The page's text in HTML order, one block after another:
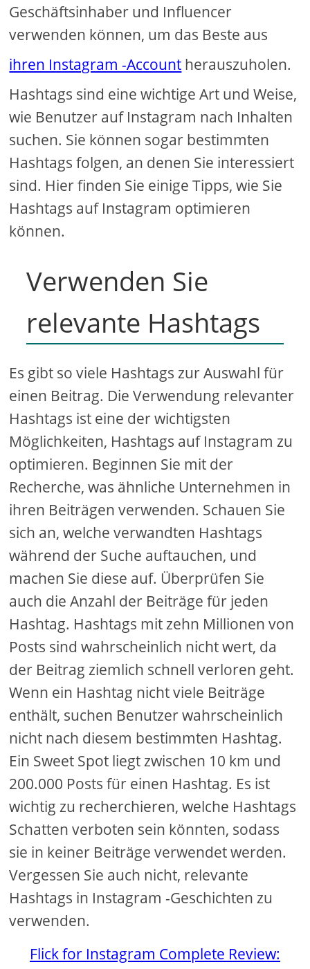
Geschäftsinhaber und Influencer
verwenden können, um das Beste aus
ihren Instagram -Account herauszuholen.
Hashtags sind eine wichtige Art und Weise,
wie Benutzer auf Instagram nach Inhalten
suchen. Sie können sogar bestimmten
Hashtags folgen, an denen Sie interessiert
sind. Hier finden Sie einige Tipps, wie Sie
Hashtags auf Instagram optimieren
können.
Verwenden Sie
relevante Hashtags
Es gibt so viele Hashtags zur Auswahl für
einen Beitrag. Die Verwendung relevanter
Hashtags ist eine der wichtigsten
Möglichkeiten, Hashtags auf Instagram zu
optimieren. Beginnen Sie mit der
Recherche, was ähnliche Unternehmen in
ihren Beiträgen verwenden. Schauen Sie
sich an, welche verwandten Hashtags
während der Suche auftauchen, und
machen Sie diese auf. Überprüfen Sie
auch die Anzahl der Beiträge für jeden
Hashtag. Hashtags mit zehn Millionen von
Posts sind wahrscheinlich nicht wert, da
der Beitrag ziemlich schnell verloren geht.
Wenn ein Hashtag nicht viele Beiträge
enthält, suchen Benutzer wahrscheinlich
nicht nach diesem bestimmten Hashtag.
Ein Sweet Spot liegt zwischen 10 km und
200.000 Posts für einen Hashtag. Es ist
wichtig zu recherchieren, welche Hashtags
Schatten verboten sein könnten, sodass
sie in keiner Beiträge verwendet werden.
Vergessen Sie auch nicht, relevante
Hashtags in Instagram -Geschichten zu
verwenden.
Flick for Instagram Complete Review: